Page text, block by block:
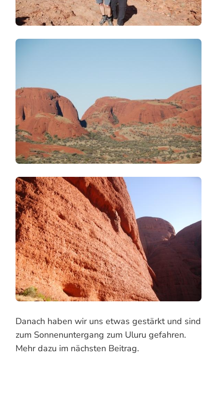
Danach haben wir uns etwas gestärkt und sind
zum Sonnenuntergang zum Uluru gefahren.
Mehr dazu im nächsten Beitrag.